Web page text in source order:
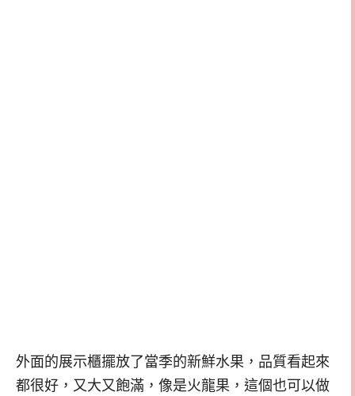
外面的展示櫃擺放了當季的新鮮水果，品質看起來
都很好，又大又飽滿，像是火龍果，這個也可以做